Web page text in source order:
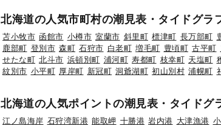
北海道の人気市町村の潮見表・タイドグラ
苫小牧市 函館市 小樽市 室蘭市 斜里町 標津町 長万部町
鹿部町 登別市 森町 石狩市 白老町 増毛町 豊頃町 古平町
せたな町 北斗市 浜頓別町 浦河町 寿都町 枝幸町 天塩町
紋別市 小平町 厚岸町 新冠町 洞爺湖町 初山別村 浦幌町
北海道の人気ポイントの潮見表・タイドグ
江ノ島海岸 石狩湾新港 能取岬 十勝港 岩内港 大津漁港